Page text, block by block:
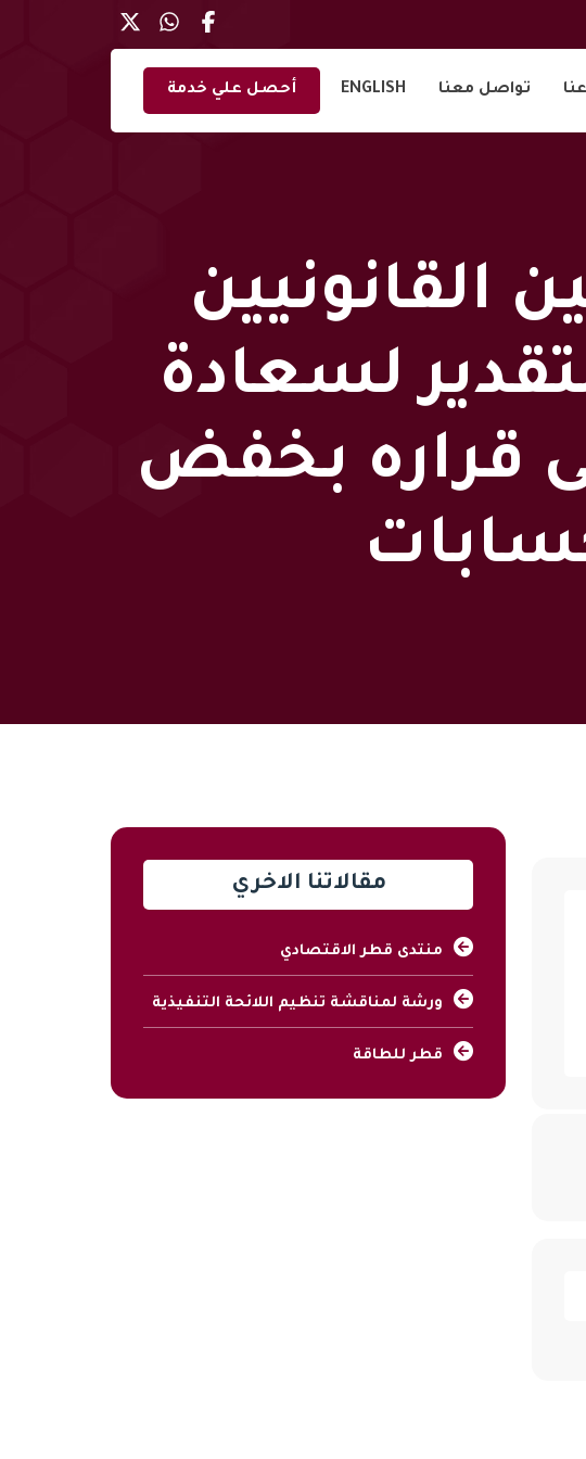
تواصل معنا ENGLISH أحصل علي خدمة
القانونيين
لسعادة
قراره بخفض
مقالاتنا الاخري
منتدى قطر الاقتصادي
ورشة لمناقشة تنظيم اللائحة التنفيذية
قطر للطاقة